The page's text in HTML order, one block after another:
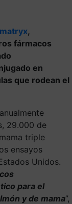
,
fármacos
en
que rodean el
29.000 de
triple
ensayos
Unidos.
para el
y de mama”,